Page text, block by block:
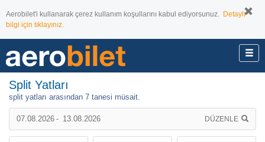
Aerobilet'i kullanarak çerez kullanım koşullarını kabul ediyorsunuz. Detaylı
bilgi için tıklayınız.
07.08.2026 - 13.08.2026 DÜZENLE
Split Yatları
split yatları arasından 7 tanesi müsait.